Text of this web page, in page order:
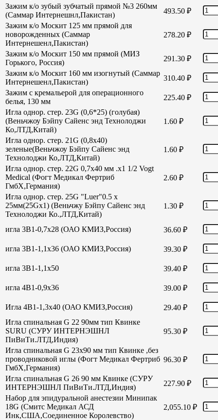
Зажим к/о зубый зубчатый прямой №3 260мм
(Саммар Интернешнл,Пакистан)
493.50 ₽
Зажим к/о Москит 125 мм прямой для
новорожденных (Саммар
Интернешенл,Пакистан)
278.20 ₽
Зажим к/о Москит 150 мм прямой (МИЗ
Горького, Россия)
291.30 ₽
Зажим к/о Москит 160 мм изогнутый (Саммар
Интернешенл,Пакистан)
310.40 ₽
Зажим с кремальерой для операционного
белья, 130 мм
225.40 ₽
Игла однор. стер. 23G (0,6*25) (голубая)
(Веньчжоу Бэйпу Сайенс энд Технолоджи
Ко,ЛТД,Китай)
1.60 ₽
Игла однор. стер. 21G (0,8х40)
зеленые(Веньчжоу Бэйпу Сайенс энд
Технолоджи Ко,ЛТД,Китай)
1.60 ₽
Игла однор. стер. 22G 0,7х40 мм .х1 1/2 Vogt
Medical (Фогт Медикал Фертриб
ГмбХ,Германия)
2.60 ₽
Игла однор. стер. 25G "Luer"0.5 х
25мм(25Gх1) (Веньчжу Бэйпу Сайенс энд
Технолоджи Ко.,ЛТД,Китай)
1.30 ₽
игла 3В1-0,7х28 (ОАО КМИЗ,Россия) 36.60 ₽
игла 3В1-1,1х36 (ОАО КМИЗ,Россия) 39.30 ₽
игла 3В1-1,1х50 39.40 ₽
игла 4В1-0,9х36 39.00 ₽
Игла 4В1-1,3х40 (ОАО КМИЗ,Россия) 29.40 ₽
Игла спинальная G 22 90мм тип Квинке
SURU (СУРУ ИНТЕРНЭШНЛ
ПиВиТи.ЛТД,Индия)
95.30 ₽
Игла спинальная G 23х90 мм тип Квинке ,без
проводниковой иглы (Фогт Медикал Фертриб
ГмбХ,Германия)
96.30 ₽
Игла спинальная G 26 90 мм Квинке (СУРУ
ИНТЕРНЭШНЛ ПиВиТи.ЛТД,Индия)
227.90 ₽
Набор для эпидуральной анестезии Минипак
18G (Смитс Медикал АСД
Инк,США,Соединенное Королевство)
2,055.10 ₽